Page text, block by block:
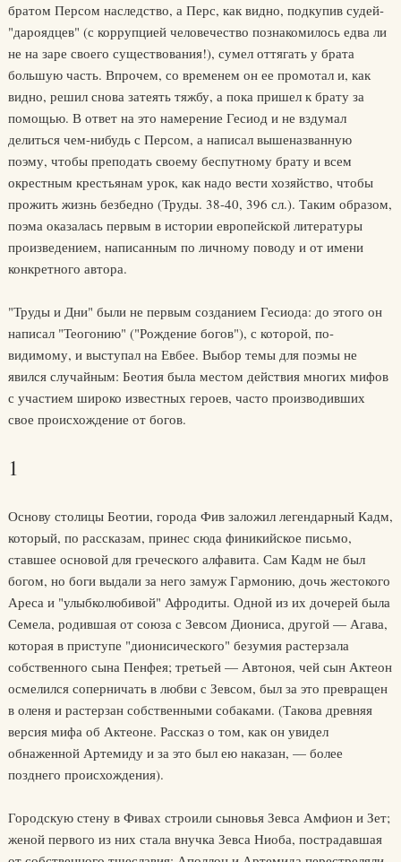
братом Персом наследство, а Перс, как видно, подкупив судей-
"дароядцев" (с коррупцией человечество познакомилось едва ли
не на заре своего существования!), сумел оттягать у брата
большую часть. Впрочем, со временем он ее промотал и, как
видно, решил снова затеять тяжбу, а пока пришел к брату за
помощью. В ответ на это намерение Гесиод и не вздумал
делиться чем-нибудь с Персом, а написал вышеназванную
поэму, чтобы преподать своему беспутному брату и всем
окрестным крестьянам урок, как надо вести хозяйство, чтобы
прожить жизнь безбедно (Труды. 38-40, 396 сл.). Таким образом,
поэма оказалась первым в истории европейской литературы
произведением, написанным по личному поводу и от имени
конкретного автора.
"Труды и Дни" были не первым созданием Гесиода: до этого он
написал "Теогонию" ("Рождение богов"), с которой, по-
видимому, и выступал на Евбее. Выбор темы для поэмы не
явился случайным: Беотия была местом действия многих мифов
с участием широко известных героев, часто производивших
свое происхождение от богов.
1
Основу столицы Беотии, города Фив заложил легендарный Кадм,
который, по рассказам, принес сюда финикийское письмо,
ставшее основой для греческого алфавита. Сам Кадм не был
богом, но боги выдали за него замуж Гармонию, дочь жестокого
Ареса и "улыбколюбивой" Афродиты. Одной из их дочерей была
Семела, родившая от союза с Зевсом Диониса, другой — Агава,
которая в приступе "дионисического" безумия растерзала
собственного сына Пенфея; третьей — Автоноя, чей сын Актеон
осмелился соперничать в любви с Зевсом, был за это превращен
в оленя и растерзан собственными собаками. (Такова древняя
версия мифа об Актеоне. Рассказ о том, как он увидел
обнаженной Артемиду и за это был ею наказан, — более
позднего происхождения).
Городскую стену в Фивах строили сыновья Зевса Амфион и Зет;
женой первого из них стала внучка Зевса Ниоба, пострадавшая